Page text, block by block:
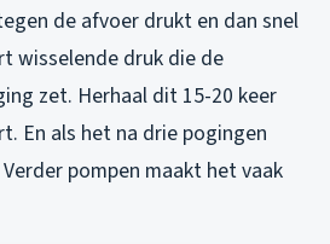
de afvoer drukt en dan snel
wisselende druk die de
zet. Herhaal dit 15-20 keer
En als het na drie pogingen
pompen maakt het vaak